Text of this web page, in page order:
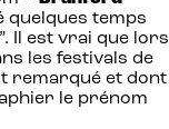
quelques temps
Il est vrai que lors
les festivals de
remarqué et dont
le prénom